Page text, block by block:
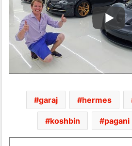
garaj hermes
koshbin pagani